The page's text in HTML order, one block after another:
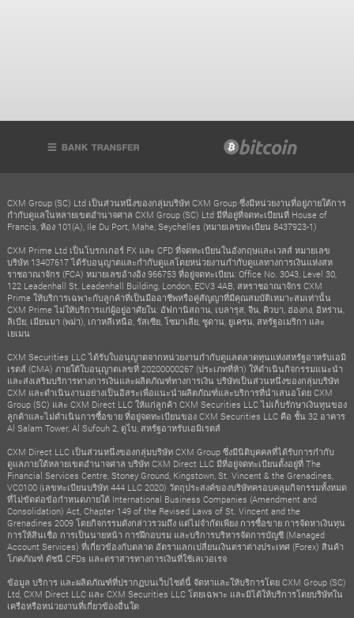
CXM Group (SC) Ltd เป็นส่วนหนึ่งของกลุ่มบริษัท CXM Group ซึ่งมีหน่วยงานที่อยู่ภายใต้การ
กำกับดูแลในหลายเขตอำนาจศาล CXM Group (SC) Ltd มีที่อยู่ที่จดทะเบียนที่ House of
Francis, ห้อง 101(A), Ile Du Port, Mahe, Seychelles (หมายเลขทะเบียน 8437923-1)
CXM Prime Ltd เป็นโบรกเกอร์ FX และ CFD ที่จดทะเบียนในอังกฤษและเวลส์ หมายเลข
บริษัท 13407617 ได้รับอนุญาตและกำกับดูแลโดยหน่วยงานกำกับดูแลทางการเงินแห่งสห
ราชอาณาจักร (FCA) หมายเลขอ้างอิง 966753 ที่อยู่จดทะเบียน: Office No. 3043, Level 30,
122 Leadenhall St, Leadenhall Building, London, ECV3 4AB, สหราชอาณาจักร CXM
Prime ให้บริการเฉพาะกับลูกค้าที่เป็นมืออาชีพหรือคู่สัญญาที่มีคุณสมบัติเหมาะสมเท่านั้น
CXM Prime ไม่ให้บริการแก่ผู้อยู่อาศัยใน: อัฟกานิสถาน, เบลารุส, จีน, คิวบา, ฮ่องกง, อิหร่าน,
ลิเบีย, เมียนมา (พม่า), เกาหลีเหนือ, รัสเซีย, โซมาเลีย, ซูดาน, ยูเครน, สหรัฐอเมริกา และ
เยเมน
CXM Securities LLC ได้รับใบอนุญาตจากหน่วยงานกำกับดูแลตลาดทุนแห่งสหรัฐอาหรับเอมิ
เรตส์ (CMA) ภายใต้ใบอนุญาตเลขที่ 20200000267 (ประเภทที่ห้า) ให้ดำเนินกิจกรรมแนะนำ
และส่งเสริมบริการทางการเงินและผลิตภัณฑ์ทางการเงิน บริษัทเป็นส่วนหนึ่งของกลุ่มบริษัท
CXM และดำเนินงานอย่างเป็นอิสระเพื่อแนะนำผลิตภัณฑ์และบริการที่นำเสนอโดย CXM
Group (SC) และ CXM Direct LLC ให้แก่ลูกค้า CXM Securities LLC ไม่เก็บรักษาเงินทุนของ
ลูกค้าและไม่ดำเนินการซื้อขาย ที่อยู่จดทะเบียนของ CXM Securities LLC คือ ชั้น 32 อาคาร
Al Salam Tower, Al Sufouh 2, ดูไบ, สหรัฐอาหรับเอมิเรตส์
CXM Direct LLC เป็นส่วนหนึ่งของกลุ่มบริษัท CXM Group ซึ่งมีนิติบุคคลที่ได้รับการกำกับ
ดูแลภายใต้หลายเขตอำนาจศาล บริษัท CXM Direct LLC มีที่อยู่จดทะเบียนตั้งอยู่ที่ The
Financial Services Centre, Stoney Ground, Kingstown, St. Vincent & the Grenadines,
VC0100 (เลขทะเบียนบริษัท 444 LLC 2020) วัตถุประสงค์ของบริษัทครอบคลุมกิจกรรมทั้งหมด
ที่ไม่ขัดต่อข้อกำหนดภายใต้ International Business Companies (Amendment and
Consolidation) Act, Chapter 149 of the Revised Laws of St. Vincent and the
Grenadines 2009 โดยกิจกรรมดังกล่าวรวมถึง แต่ไม่จำกัดเพียง การซื้อขาย การจัดหาเงินทุน
การให้สินเชื่อ การเป็นนายหน้า การฝึกอบรม และบริการบริหารจัดการบัญชี (Managed
Account Services) ที่เกี่ยวข้องกับตลาด อัตราแลกเปลี่ยนเงินตราต่างประเทศ (Forex) สินค้า
โภคภัณฑ์ ดัชนี CFDs และตราสารทางการเงินที่ใช้เลเวอเรจ
ข้อมูล บริการ และผลิตภัณฑ์ที่ปรากฏบนเว็บไซต์นี้ จัดหาและให้บริการโดย CXM Group (SC)
Ltd, CXM Direct LLC และ CXM Securities LLC โดยเฉพาะ และมิได้ให้บริการโดยบริษัทใน
เครือหรือหน่วยงานที่เกี่ยวข้องอื่นใด